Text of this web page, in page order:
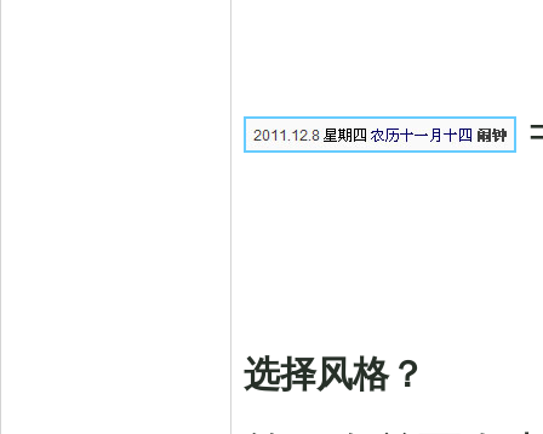
选择风格？